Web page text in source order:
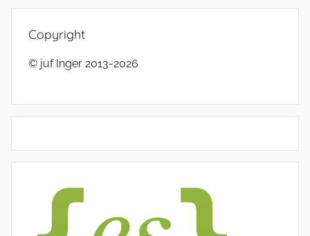
Copyright
© juf Inger 2013-2026